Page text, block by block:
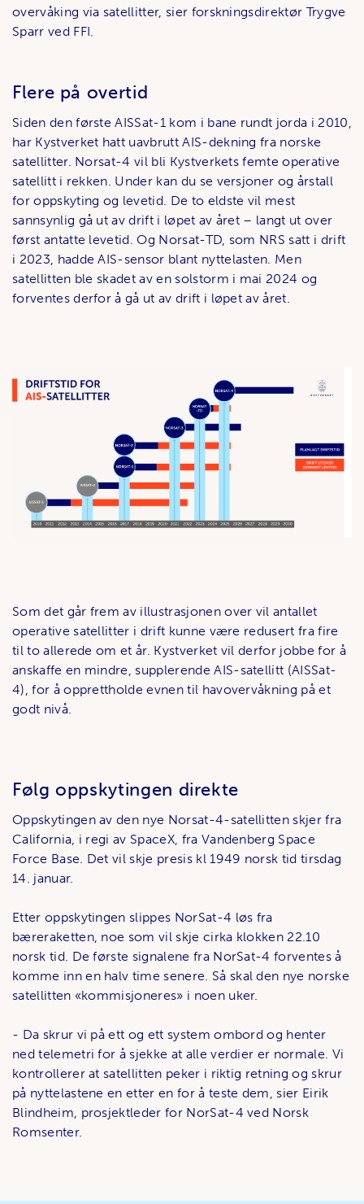
overvåking via satellitter, sier forskningsdirektør Trygve
Sparr ved FFI.
Flere på overtid
Siden den første AISSat-1 kom i bane rundt jorda i 2010,
har Kystverket hatt uavbrutt AIS-dekning fra norske
satellitter. Norsat-4 vil bli Kystverkets femte operative
satellitt i rekken. Under kan du se versjoner og årstall
for oppskyting og levetid. De to eldste vil mest
sannsynlig gå ut av drift i løpet av året – langt ut over
først antatte levetid. Og Norsat-TD, som NRS satt i drift
i 2023, hadde AIS-sensor blant nyttelasten. Men
satellitten ble skadet av en solstorm i mai 2024 og
forventes derfor å gå ut av drift i løpet av året.
Som det går frem av illustrasjonen over vil antallet
operative satellitter i drift kunne være redusert fra fire
til to allerede om et år. Kystverket vil derfor jobbe for å
anskaffe en mindre, supplerende AIS-satellitt (AISSat-
4), for å opprettholde evnen til havovervåkning på et
godt nivå.
Følg oppskytingen direkte
Oppskytingen av den nye Norsat-4-satellitten skjer fra
California, i regi av SpaceX, fra Vandenberg Space
Force Base. Det vil skje presis kl 1949 norsk tid tirsdag
14. januar.
Etter oppskytingen slippes NorSat-4 løs fra
bæreraketten, noe som vil skje cirka klokken 22.10
norsk tid. De første signalene fra NorSat-4 forventes å
komme inn en halv time senere. Så skal den nye norske
satellitten «kommisjoneres» i noen uker.
- Da skrur vi på ett og ett system ombord og henter
ned telemetri for å sjekke at alle verdier er normale. Vi
kontrollerer at satellitten peker i riktig retning og skrur
på nyttelastene en etter en for å teste dem, sier Eirik
Blindheim, prosjektleder for NorSat-4 ved Norsk
Romsenter.